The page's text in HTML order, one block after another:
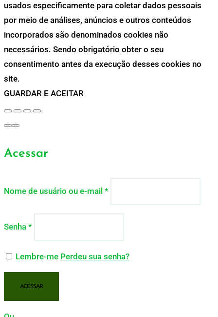
usados especificamente para coletar dados pessoais
por meio de análises, anúncios e outros conteúdos
incorporados são denominados cookies não
necessários. Sendo obrigatório obter o seu
consentimento antes da execução desses cookies no
site.
GUARDAR E ACEITAR
Acessar
Nome de usuário ou e-mail *
Senha *
Lembre-me Perdeu sua senha?
ACESSAR